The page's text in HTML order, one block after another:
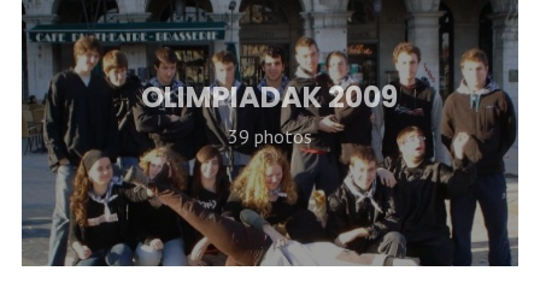
OLIMPIADAK 2009
39 photos